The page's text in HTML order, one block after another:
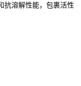
抗溶解性能，包裹活性